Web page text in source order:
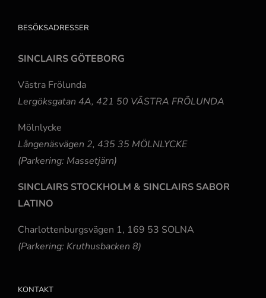
BESÖKSADRESSER
SINCLAIRS GÖTEBORG
Västra Frölunda
Lergöksgatan 4A, 421 50 VÄSTRA FRÖLUNDA
Mölnlycke
Långenäsvägen 2, 435 35 MÖLNLYCKE
(Parkering: Massetjärn)
SINCLAIRS STOCKHOLM & SINCLAIRS SABOR
LATINO
Charlottenburgsvägen 1, 169 53 SOLNA
(Parkering: Kruthusbacken 8)
KONTAKT